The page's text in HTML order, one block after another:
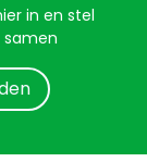
in en stel
samen